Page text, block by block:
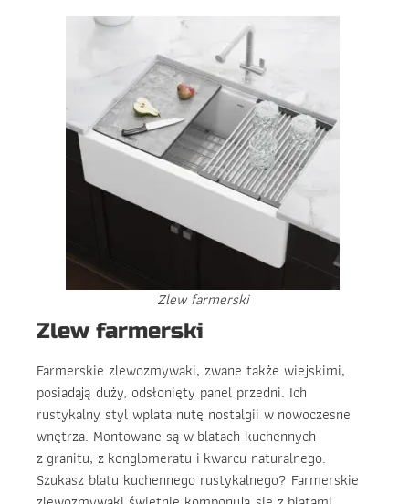
Zlew farmerski
Zlew farmerski
Farmerskie zlewozmywaki, zwane także wiejskimi,
posiadają duży, odsłonięty panel przedni. Ich
rustykalny styl wplata nutę nostalgii w nowoczesne
wnętrza. Montowane są w blatach kuchennych
z granitu, z konglomeratu i kwarcu naturalnego.
Szukasz blatu kuchennego rustykalnego? Farmerskie